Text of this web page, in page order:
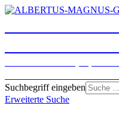
Suchbegriff eingeben
Erweiterte Suche